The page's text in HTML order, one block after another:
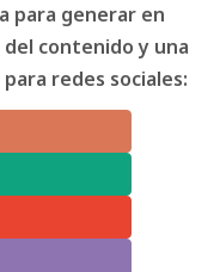
para generar en
contenido y una
redes sociales: